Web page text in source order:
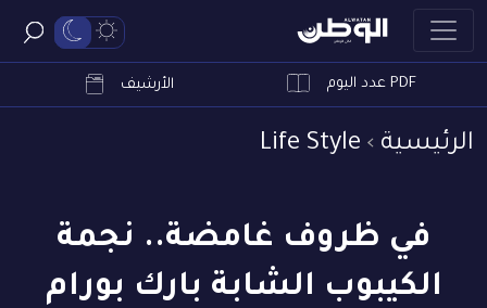
PDF عدد اليوم الأرشيف
الرئيسية Life Style
في ظروف غامضة.. نجمة
الكيبوب الشابة بارك بورام